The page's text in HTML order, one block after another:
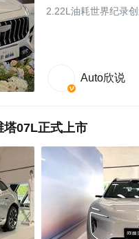
2.22L油耗世界纪录
Auto欣说
塔07L正式上市